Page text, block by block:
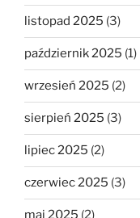
listopad 2025 (3)
październik 2025 (1)
wrzesień 2025 (2)
sierpień 2025 (3)
lipiec 2025 (2)
czerwiec 2025 (3)
maj 2025 (2)